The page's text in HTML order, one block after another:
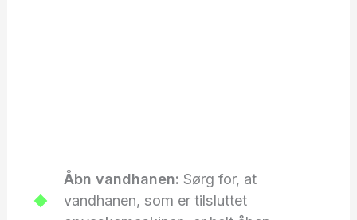
Åbn vandhanen: Sørg for, at
vandhanen, som er tilsluttet